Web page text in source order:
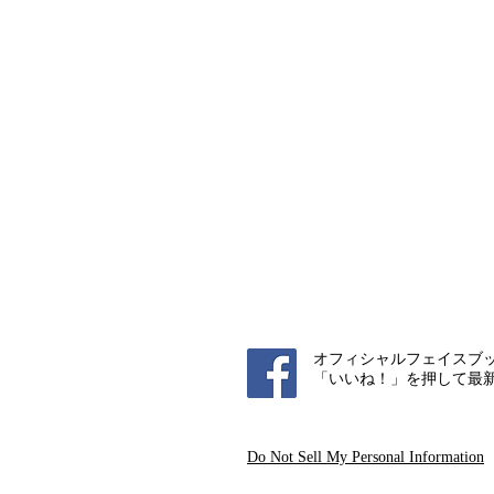
オフィシャルフェイスブ
「いいね！」を押して最
Do Not Sell My Personal Information